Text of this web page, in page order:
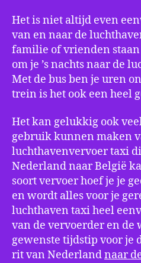
Het is niet altijd even
van en naar de
familie of vrienden
om je ’s nachts naar de
Met de bus ben je uren
trein is het ook een heel
Het kan gelukkig ook
gebruik kunnen maken
luchthavenvervoer taxi
Nederland naar België
soort vervoer hoef je je
en wordt alles voor je
luchthaven taxi heel
van de vervoerder en de
gewenste tijdstip voor je
rit van Nederlandnaar